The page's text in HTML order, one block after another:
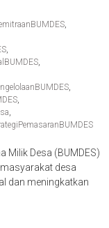
,
,
,
,
,
,
Milik Desa (BUMDES)
desa
dan meningkatkan